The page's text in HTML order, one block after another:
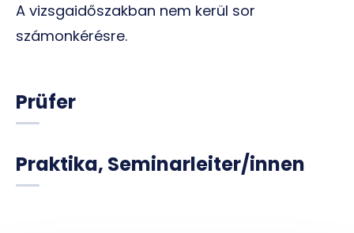
A vizsgaidőszakban nem kerül sor
számonkérésre.
Prüfer
Praktika, Seminarleiter/innen